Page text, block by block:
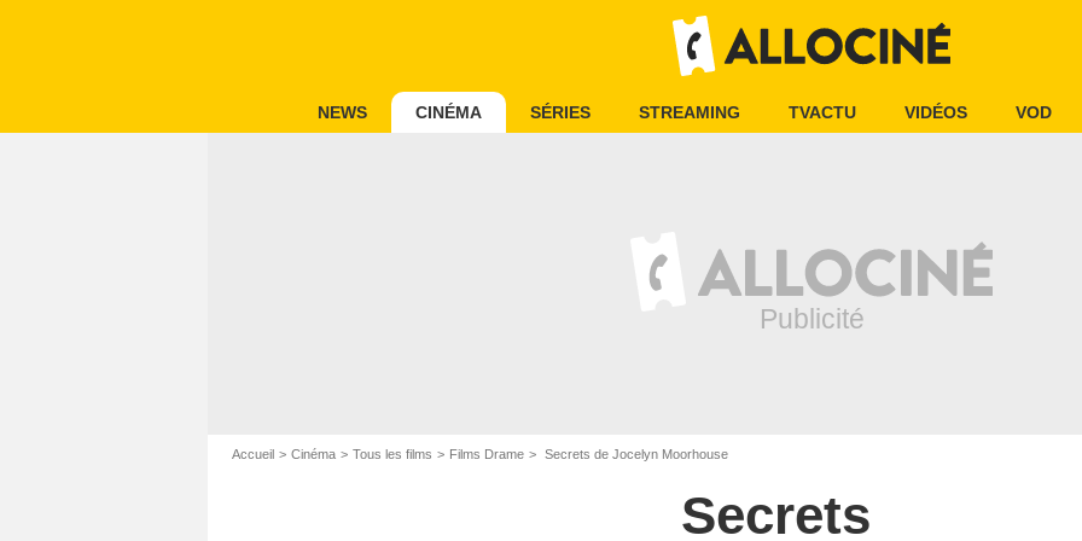
NEWS CINÉMA SÉRIES STREAMING TVACTU VIDÉOS VOD
Accueil Cinéma Tous les films Films Drame Secrets de Jocelyn Moorhouse
Secrets